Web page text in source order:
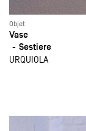
Objet
Vase
Sestiere
URQUIOLA